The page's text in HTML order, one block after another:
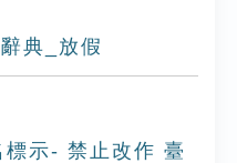
典_放假
示- 禁止改作 臺